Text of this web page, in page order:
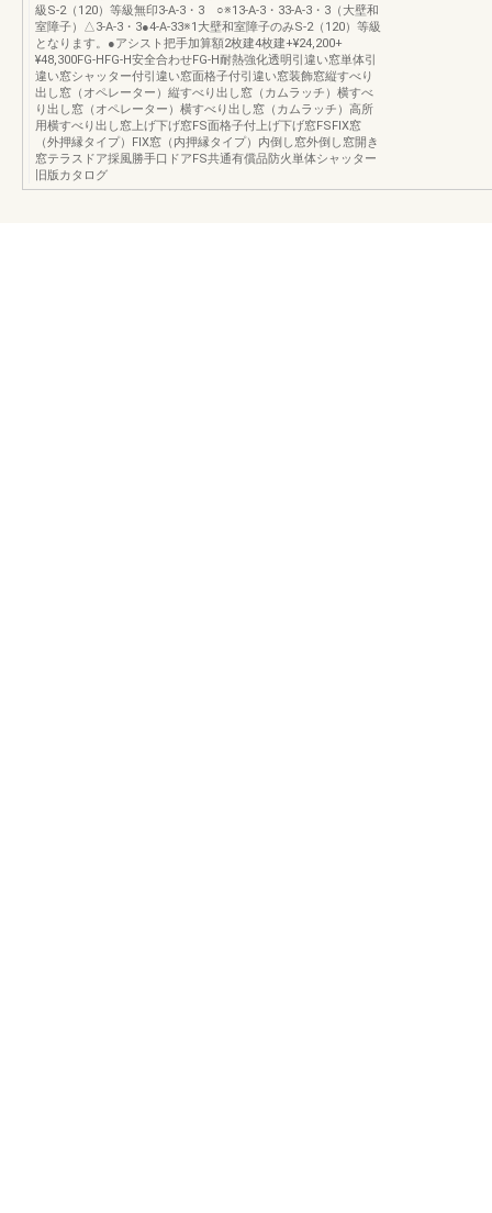
級S-2（120）等級無印3-A-3・3 ○※13-A-3・33-A-3・3（大壁和
室障子）△3-A-3・3●4-A-33※1大壁和室障子のみS-2（120）等級
となります。●アシスト把手加算額2枚建4枚建+¥24,200+
¥48,300FG-HFG-H安全合わせFG-H耐熱強化透明引違い窓単体引
違い窓シャッター付引違い窓面格子付引違い窓装飾窓縦すべり
出し窓（オペレーター）縦すべり出し窓（カムラッチ）横すべ
り出し窓（オペレーター）横すべり出し窓（カムラッチ）高所
用横すべり出し窓上げ下げ窓FS面格子付上げ下げ窓FSFIX窓
（外押縁タイプ）FIX窓（内押縁タイプ）内倒し窓外倒し窓開き
窓テラスドア採風勝手口ドアFS共通有償品防火単体シャッター
旧版カタログ